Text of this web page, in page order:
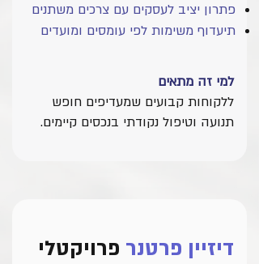
פתרון יציב לעסקים עם צרכים משתנים
תיעדוף משימות לפי עומסים ומועדים
​למי זה מתאים
ללקוחות קבועים שמעדיפים חופש
תנועה וטיפול נקודתי בנכסים קיימים.
דיזיין פרטנר פרויקטלי